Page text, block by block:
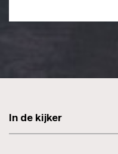
In de kijker